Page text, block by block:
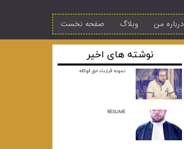
صفحه نخست وبلاگ درباره من
نوشته های اخیر
نمونه قرارداد حق الوکاله
RESUME